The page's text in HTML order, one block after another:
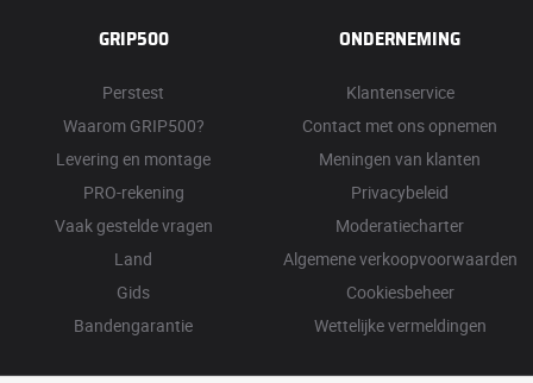
GRIP500
Perstest
Waarom GRIP500?
Levering en montage
PRO-rekening
Vaak gestelde vragen
Land
Gids
Bandengarantie
ONDERNEMING
Klantenservice
Contact met ons opnemen
Meningen van klanten
Privacybeleid
Moderatiecharter
Algemene verkoopvoorwaarden
Cookiesbeheer
Wettelijke vermeldingen